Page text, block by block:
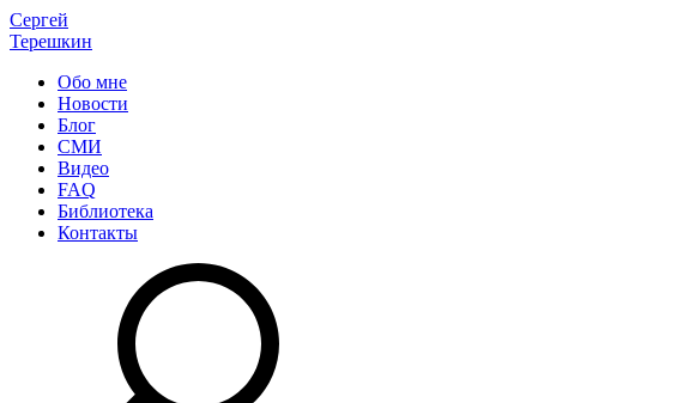
Сергей
Терешкин
Обо мне
Новости
Блог
СМИ
Видео
FAQ
Библиотека
Контакты